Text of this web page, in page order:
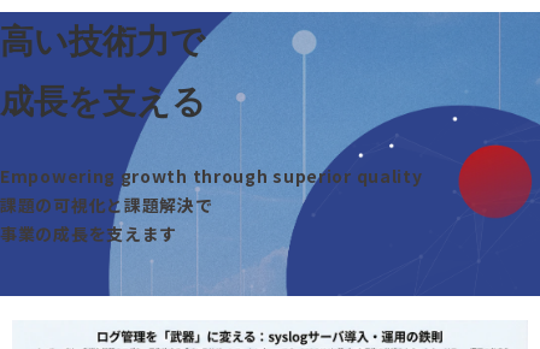
高い技術力で
成長を支える
Empowering growth through superior quality
課題の可視化と課題解決で
事業の成長を支えます